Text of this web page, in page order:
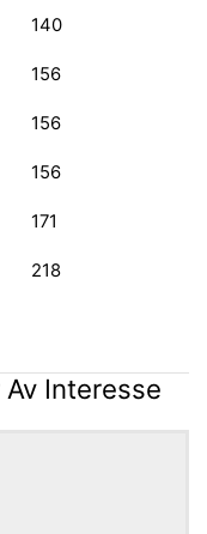
140
156
156
156
171
218
Interesse